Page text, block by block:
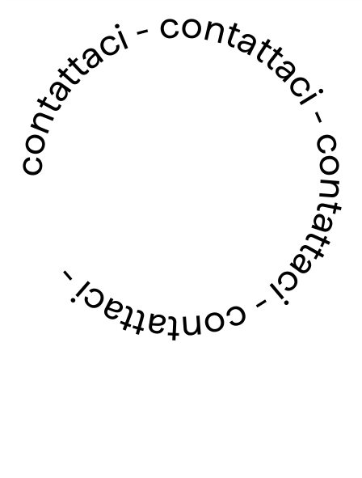
contattaci - contattaci - contattaci - contattaci -